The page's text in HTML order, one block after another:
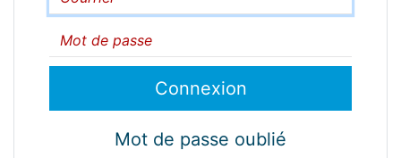
Mot de passe
Mot de passe oublié